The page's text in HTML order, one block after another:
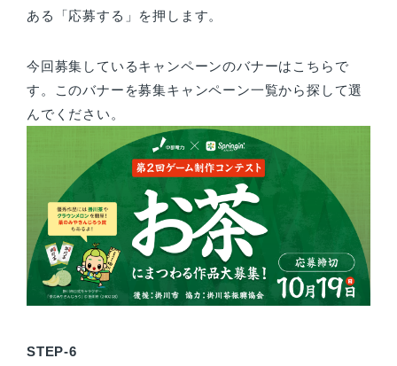
ある「応募する」を押します。
今回募集しているキャンペーンのバナーはこちらで
す。このバナーを募集キャンペーン一覧から探して選
んでください。
STEP-6